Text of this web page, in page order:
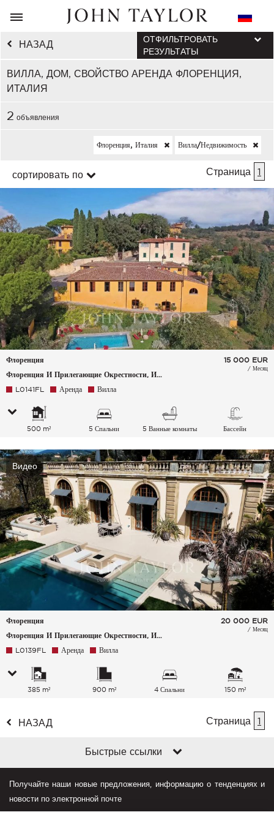
НАЗАД
ВИЛЛА, ДОМ, СВОЙСТВО АРЕНДА ФЛОРЕНЦИЯ,
ИТАЛИЯ
ОТФИЛЬТРОВАТЬ
РЕЗУЛЬТАТЫ
2 объявления
Флоренция, Италия Вилла/недвижимость
сортировать по Страница 1
Флоренция
Флоренция И Прилегающие Окрестности, Италия
15 000 EUR
/ Месяц
L0141FL Аренда Вилла
500 m² 5 Спальни 5 Ванные комнаты Бассейн
Видео
Флоренция
Флоренция И Прилегающие Окрестности, Италия
20 000 EUR
/ Месяц
L0139FL Аренда Вилла
385 m² 900 m² 4 Спальни 150 m²
НАЗАД Страница 1
Быстрые ссылки
Получайте наши новые предложения, информацию о тенденциях и
новости по электронной почте